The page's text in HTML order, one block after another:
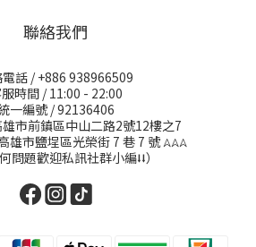
聯絡我們
話 / +886 938966509
時間 / 11:00 - 22:00
一編號 / 92136406
市前鎮區中山二路2號12樓之7
雄市鹽埕區光榮街 7 巷 7 號𖤂𖤂𖤂
何問題歡迎私訊社群小編⭣⭣）